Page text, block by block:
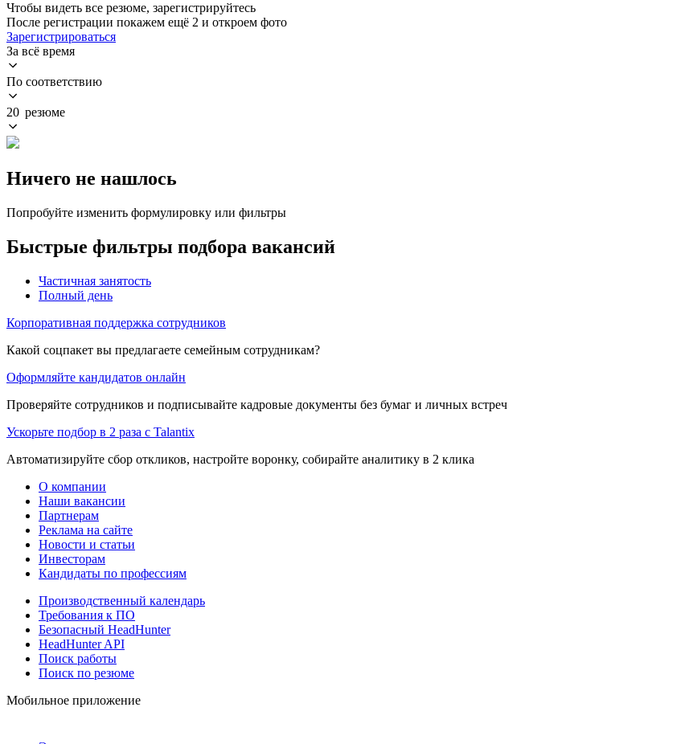
Чтобы видеть все резюме, зарегистрируйтесь
После регистрации покажем ещё 2 и откроем фото
Зарегистрироваться
За всё время
По соответствию
20 резюме
Ничего не нашлось
Попробуйте изменить формулировку или фильтры
Быстрые фильтры подбора вакансий
Частичная занятость
Полный день
Корпоративная поддержка сотрудников
Какой соцпакет вы предлагаете семейным сотрудникам?
Оформляйте кандидатов онлайн
Проверяйте сотрудников и подписывайте кадровые документы без бумаг и личных встреч
Ускорьте подбор в 2 раза с Talantix
Автоматизируйте сбор откликов, настройте воронку, собирайте аналитику в 2 клика
О компании
Наши вакансии
Партнерам
Реклама на сайте
Новости и статьи
Инвесторам
Кандидаты по профессиям
Производственный календарь
Требования к ПО
Безопасный HeadHunter
HeadHunter API
Поиск работы
Поиск по резюме
Мобильное приложение